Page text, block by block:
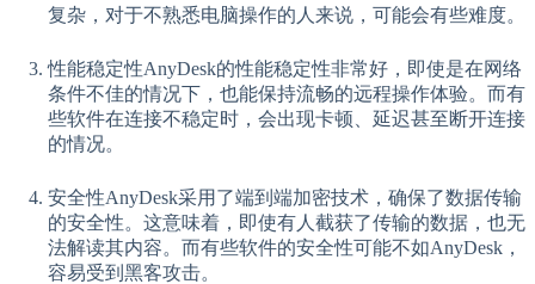
复杂，对于不熟悉电脑操作的人来说，可能会有些难度。
性能稳定性AnyDesk的性能稳定性非常好，即使是在网络
条件不佳的情况下，也能保持流畅的远程操作体验。而有
些软件在连接不稳定时，会出现卡顿、延迟甚至断开连接
的情况。
安全性AnyDesk采用了端到端加密技术，确保了数据传输
的安全性。这意味着，即使有人截获了传输的数据，也无
法解读其内容。而有些软件的安全性可能不如AnyDesk，
容易受到黑客攻击。